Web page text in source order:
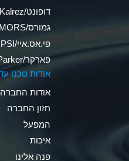
דופונט/Kalrez™
גמורס/GMORS
פי.אס.איי/PSI
פארקר/Parker
אודות טכנו
אודות החברה
חזון החברה
המפעל
איכות
פנה אלינו